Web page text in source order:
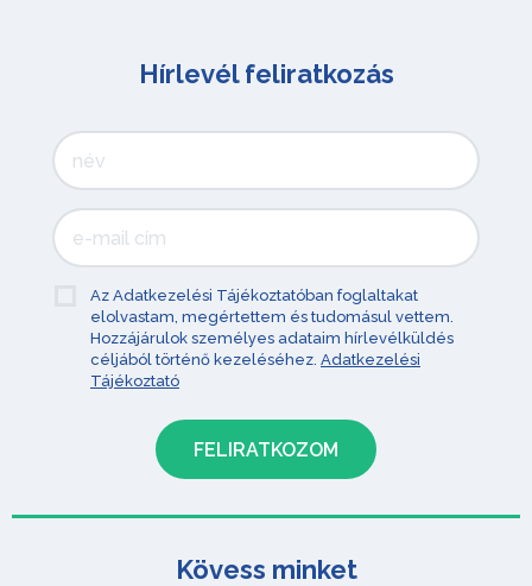
Hírlevél feliratkozás
Az Adatkezelési Tájékoztatóban foglaltakat
elolvastam, megértettem és tudomásul vettem.
Hozzájárulok személyes adataim hírlevélküldés
céljából történő kezeléséhez. Adatkezelési
Tájékoztató
Kövess minket